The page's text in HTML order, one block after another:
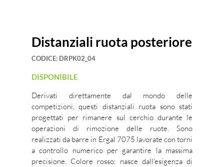
Distanziali ruota posteriore
CODICE: DRPK02_04
DISPONIBILE
Derivati direttamente dal mondo delle
competizioni, questi distanziali ruota sono stati
progettati per rimanere sul cerchio durante le
operazioni di rimozione delle ruote. Sono
realizzati da barre in Ergal 7075 lavorate con torni
a controllo numerico per garantire la massima
precisione. Colore rosso: nasce dall’esigenza di